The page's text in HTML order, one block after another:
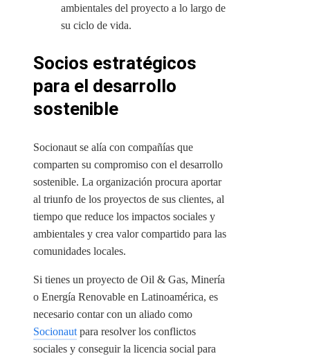
ambientales del proyecto a lo largo de
su ciclo de vida.
Socios estratégicos
para el desarrollo
sostenible
Socionaut se alía con compañías que
comparten su compromiso con el desarrollo
sostenible. La organización procura aportar
al triunfo de los proyectos de sus clientes, al
tiempo que reduce los impactos sociales y
ambientales y crea valor compartido para las
comunidades locales.
Si tienes un proyecto de Oil & Gas, Minería
o Energía Renovable en Latinoamérica, es
necesario contar con un aliado como
Socionaut para resolver los conflictos
sociales y conseguir la licencia social para